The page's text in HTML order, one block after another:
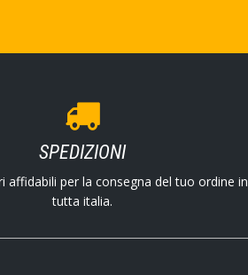
SPEDIZIONI
affidabili per la consegna del tuo ordine in
tutta italia.